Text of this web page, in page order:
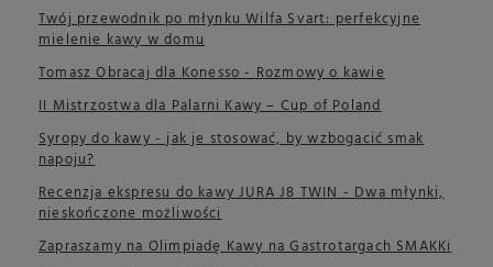
Twój przewodnik po młynku Wilfa Svart: perfekcyjne
mielenie kawy w domu
Tomasz Obracaj dla Konesso - Rozmowy o kawie
II Mistrzostwa dla Palarni Kawy – Cup of Poland
Syropy do kawy - jak je stosować, by wzbogacić smak
napoju?
Recenzja ekspresu do kawy JURA J8 TWIN - Dwa młynki,
nieskończone możliwości
Zapraszamy na Olimpiadę Kawy na Gastrotargach SMAKKi